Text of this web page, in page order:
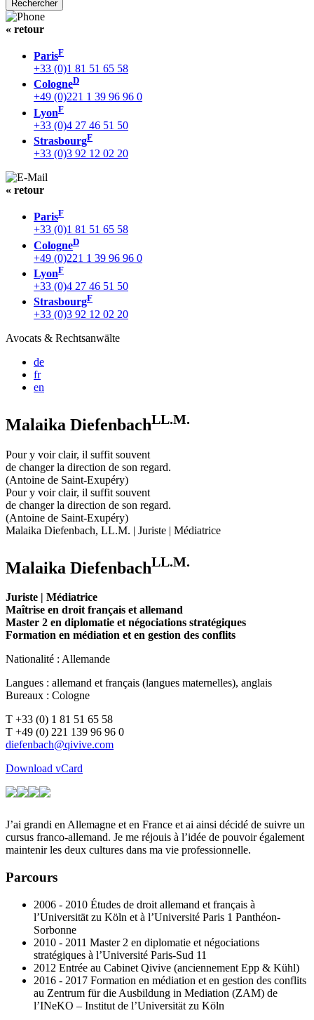
« retour
ParisF
+33 (0)1 81 51 65 58
CologneD
+49 (0)221 1 39 96 96 0
LyonF
+33 (0)4 27 46 51 50
StrasbourgF
+33 (0)3 92 12 02 20
« retour
ParisF
+33 (0)1 81 51 65 58
CologneD
+49 (0)221 1 39 96 96 0
LyonF
+33 (0)4 27 46 51 50
StrasbourgF
+33 (0)3 92 12 02 20
Avocats & Rechtsanwälte
de
fr
en
Malaika DiefenbachLL.M.
Pour y voir clair, il suffit souvent
de changer la direction de son regard.
(Antoine de Saint-Exupéry)
Pour y voir clair, il suffit souvent
de changer la direction de son regard.
(Antoine de Saint-Exupéry)
Malaika Diefenbach, LL.M. | Juriste | Médiatrice
Malaika DiefenbachLL.M.
Juriste | Médiatrice
Maîtrise en droit français et allemand
Master 2 en diplomatie et négociations stratégiques
Formation en médiation et en gestion des conflits
Nationalité : Allemande
Langues : allemand et français (langues maternelles), anglais
Bureaux : Cologne
T +33 (0) 1 81 51 65 58
T +49 (0) 221 139 96 96 0
Download vCard
J’ai grandi en Allemagne et en France et ai ainsi décidé de suivre un
cursus franco-allemand. Je me réjouis à l’idée de pouvoir également
maintenir les deux cultures dans ma vie professionnelle.
Parcours
2006 - 2010 Études de droit allemand et français à
l’Universität zu Köln et à l’Université Paris 1 Panthéon-
Sorbonne
2010 - 2011 Master 2 en diplomatie et négociations
stratégiques à l’Université Paris-Sud 11
2012 Entrée au Cabinet Qivive (anciennement Epp & Kühl)
2016 - 2017 Formation en médiation et en gestion des conflits
au Zentrum für die Ausbildung in Mediation (ZAM) de
l’INeKO – Institut de l’Universität zu Köln